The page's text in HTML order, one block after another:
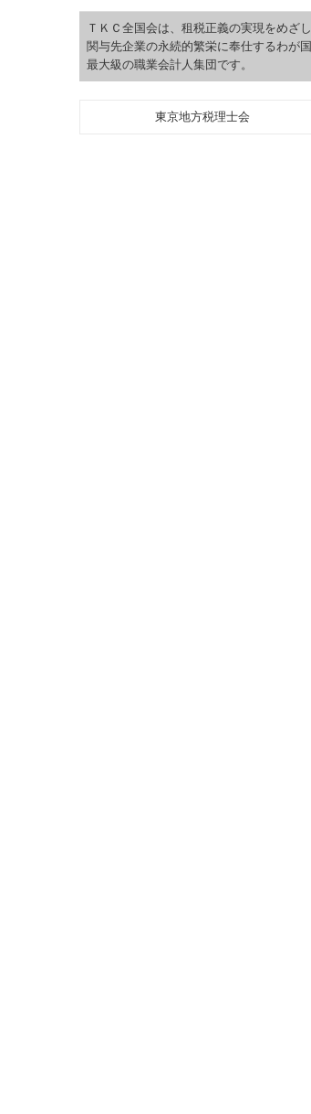
ＴＫＣ全国会は、租税正義の実現をめざし
関与先企業の永続的繁栄に奉仕するわが国
最大級の職業会計人集団です。
東京地方税理士会